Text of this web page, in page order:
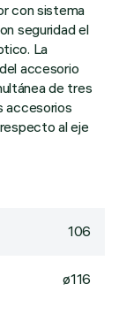
con sistema
seguridad el
La
accesorio
de tres
accesorios
al eje
106
ø116